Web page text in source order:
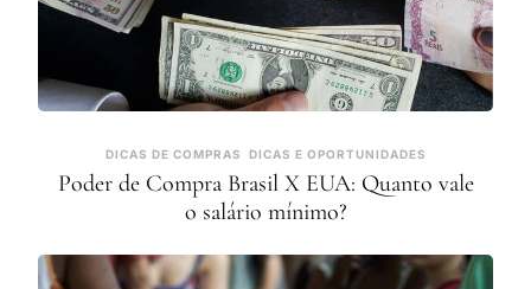
DICAS DE COMPRAS DICAS E OPORTUNIDADES
Poder de Compra Brasil X EUA: Quanto vale
o salário mínimo?